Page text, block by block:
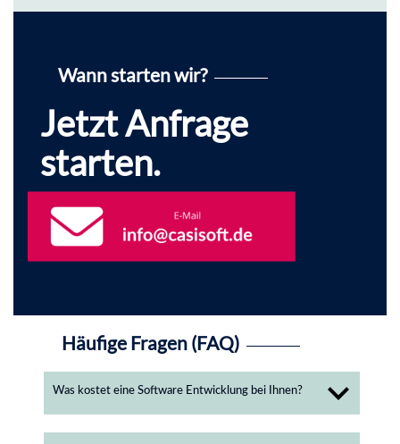
Wann starten wir?
Jetzt Anfrage
starten.
Häufige Fragen (FAQ)
Was kostet eine Software Entwicklung bei Ihnen?